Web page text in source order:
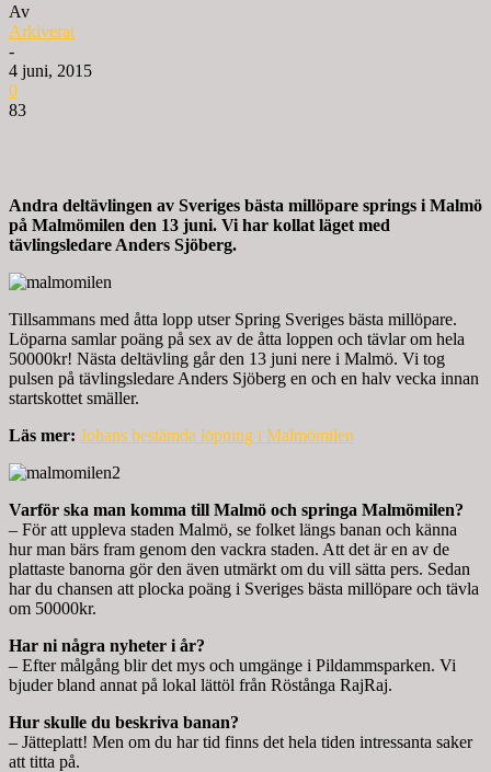
Av
Arkiverat
-
4 juni, 2015
0
83
Andra deltävlingen av Sveriges bästa millöpare springs i Malmö
på Malmömilen den 13 juni. Vi har kollat läget med
tävlingsledare Anders Sjöberg.
Tillsammans med åtta lopp utser Spring Sveriges bästa millöpare.
Löparna samlar poäng på sex av de åtta loppen och tävlar om hela
50000kr! Nästa deltävling går den 13 juni nere i Malmö. Vi tog
pulsen på tävlingsledare Anders Sjöberg en och en halv vecka innan
startskottet smäller.
Läs mer: Johans bestämda löpning i Malmömilen
Varför ska man komma till Malmö och springa Malmömilen?
– För att uppleva staden Malmö, se folket längs banan och känna
hur man bärs fram genom den vackra staden. Att det är en av de
plattaste banorna gör den även utmärkt om du vill sätta pers. Sedan
har du chansen att plocka poäng i Sveriges bästa millöpare och tävla
om 50000kr.
Har ni några nyheter i år?
– Efter målgång blir det mys och umgänge i Pildammsparken. Vi
bjuder bland annat på lokal lättöl från Röstånga RajRaj.
Hur skulle du beskriva banan?
– Jätteplatt! Men om du har tid finns det hela tiden intressanta saker
att titta på.